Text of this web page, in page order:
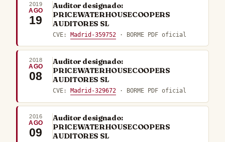
2019
AGO
19
Auditor designado:
PRICEWATERHOUSECOOPERS
AUDITORES SL
CVE:Madrid-359752 · BORME PDF oficial
2018
AGO
08
Auditor designado:
PRICEWATERHOUSECOOPERS
AUDITORES SL
CVE: Madrid-329672 · BORME PDF oficial
2016
AGO
09
Auditor designado:
PRICEWATERHOUSECOOPERS
AUDITORES SL